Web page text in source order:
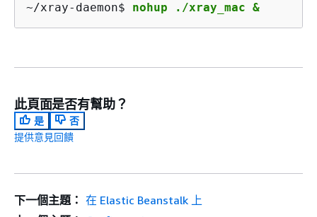
~/xray-daemon$ nohup ./xray_mac &
此頁面是否有幫助？
是
否
提供意見回饋
下一個主題： 在 Elastic Beanstalk 上